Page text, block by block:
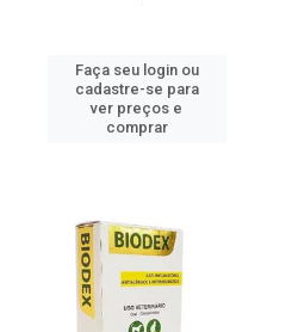
Faça seu login ou
cadastre-se para
ver preços e
comprar